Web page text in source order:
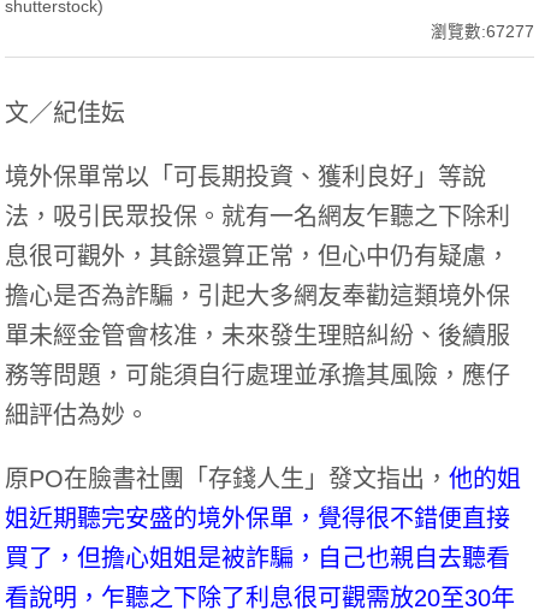
shutterstock)
瀏覽數:67277
文／紀佳妘
境外保單常以「可長期投資、獲利良好」等說
法，吸引民眾投保。就有一名網友乍聽之下除利
息很可觀外，其餘還算正常，但心中仍有疑慮，
擔心是否為詐騙，引起大多網友奉勸這類境外保
單未經金管會核准，未來發生理賠糾紛、後續服
務等問題，可能須自行處理並承擔其風險，應仔
細評估為妙。
原PO在臉書社團 「存錢人生」發文指出，他的姐
姐近期聽完安盛的境外保單，覺得很不錯便直接
買了，但擔心姐姐是被詐騙，自己也親自去聽看
看說明，乍聽之下除了利息很可觀需放20至30年